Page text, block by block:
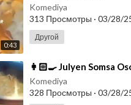
0:43
Komediya
313 Просмотры · 03/28/
Другой
⁣👩🏻‍🍳 Julyen Somsa
Komediya
328 Просмотры · 03/28/